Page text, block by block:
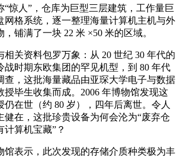
“惊人”，仓库为巨型三层建筑，工作量巨
网格系统，逐一整理海量计算机主机与外
铺满了一块 22 米 ×50 米的区域。
关资料包罗万象：从 20 世纪 30 年代的
战时期东欧集团的罕见机型，到 80 年代
查，这批海量藏品由亚琛大学电子与数据
授毕生收集而成。2006 年博物馆发现这
在世（约 80 岁），四年后离世。令人
健在，这批珍贵设备为何会沦为“废弃仓
计算机宝藏”？
馆表示，此次发现的存储介质种类极为丰